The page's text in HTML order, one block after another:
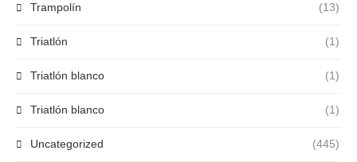
Trampolín (13)
Triatlón (1)
Triatlón blanco (1)
Triatlón blanco (1)
Uncategorized (445)